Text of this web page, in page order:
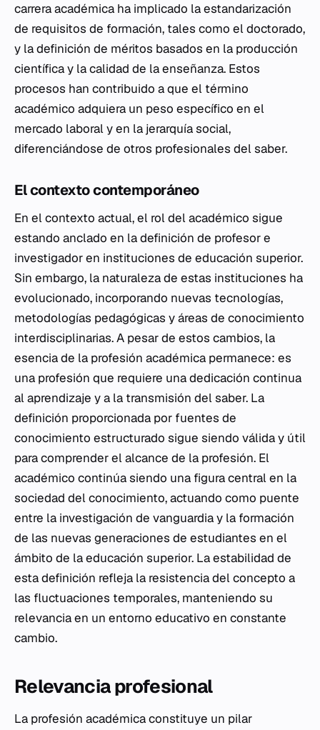
carrera académica ha implicado la estandarización
de requisitos de formación, tales como el doctorado,
y la definición de méritos basados en la producción
científica y la calidad de la enseñanza. Estos
procesos han contribuido a que el término
académico adquiera un peso específico en el
mercado laboral y en la jerarquía social,
diferenciándose de otros profesionales del saber.
El contexto contemporáneo
En el contexto actual, el rol del académico sigue
estando anclado en la definición de profesor e
investigador en instituciones de educación superior.
Sin embargo, la naturaleza de estas instituciones ha
evolucionado, incorporando nuevas tecnologías,
metodologías pedagógicas y áreas de conocimiento
interdisciplinarias. A pesar de estos cambios, la
esencia de la profesión académica permanece: es
una profesión que requiere una dedicación continua
al aprendizaje y a la transmisión del saber. La
definición proporcionada por fuentes de
conocimiento estructurado sigue siendo válida y útil
para comprender el alcance de la profesión. El
académico continúa siendo una figura central en la
sociedad del conocimiento, actuando como puente
entre la investigación de vanguardia y la formación
de las nuevas generaciones de estudiantes en el
ámbito de la educación superior. La estabilidad de
esta definición refleja la resistencia del concepto a
las fluctuaciones temporales, manteniendo su
relevancia en un entorno educativo en constante
cambio.
Relevancia profesional
La profesión académica constituye un pilar